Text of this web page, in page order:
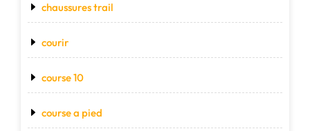
chaussures trail
courir
course 10
course a pied